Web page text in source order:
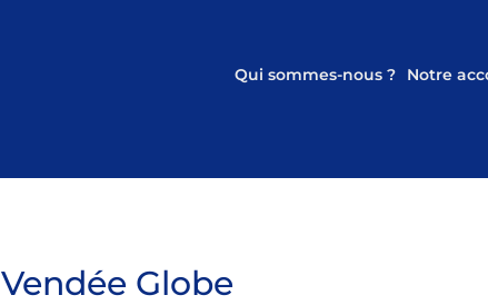
Qui sommes-nous ?
Notre
Vendée Globe